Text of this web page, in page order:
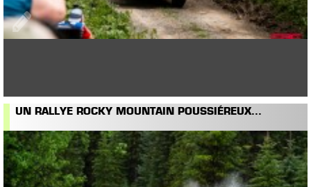
UN RALLYE ROCKY MOUNTAIN POUSSIÉREUX...